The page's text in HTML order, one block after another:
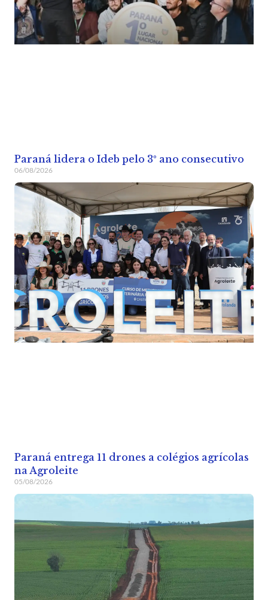
Paraná lidera o Ideb pelo 3º ano consecutivo
06/08/2026
Paraná entrega 11 drones a colégios agrícolas
na Agroleite
05/08/2026